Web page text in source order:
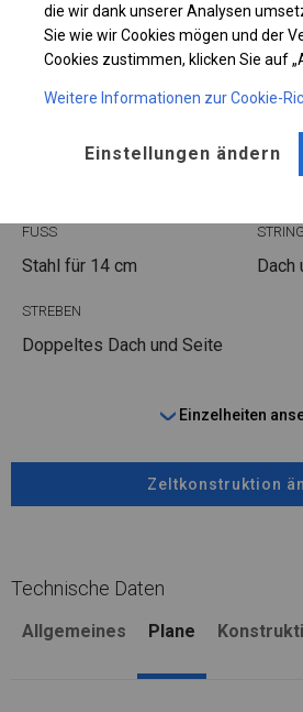
KONSTRUKTION
FUSS
Stahl für 14 cm Dach
STREBEN
Doppeltes Dach und Seite
Einzelheiten
Zeltkonstruktion
Technische Daten
Allgemeines Plane
die wir dank unserer Analysen
Sie wie wir Cookies mögen und der
Cookies zustimmen, klicken Sie auf
Weitere Informationen zur Cookie-
Einstellungen ändern